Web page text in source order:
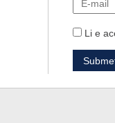
Li e